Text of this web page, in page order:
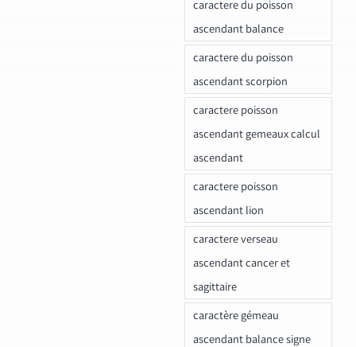
caractere du poisson
ascendant balance
caractere du poisson
ascendant scorpion
caractere poisson
ascendant gemeaux calcul
ascendant
caractere poisson
ascendant lion
caractere verseau
ascendant cancer et
sagittaire
caractère gémeau
ascendant balance signe